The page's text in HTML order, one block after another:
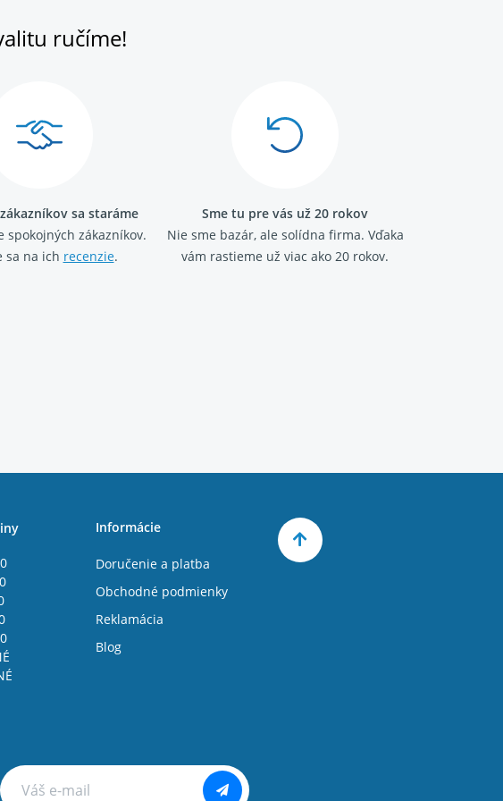
ručíme!
sa staráme
spokojných zákazníkov.
sa na ich recenzie.
Sme tu pre vás už 20 rokov
Nie sme bazár, ale solídna firma. Vďaka
vám rastieme už viac ako 20 rokov.
Informácie
Doručenie a platba
Obchodné podmienky
Reklamácia
Blog